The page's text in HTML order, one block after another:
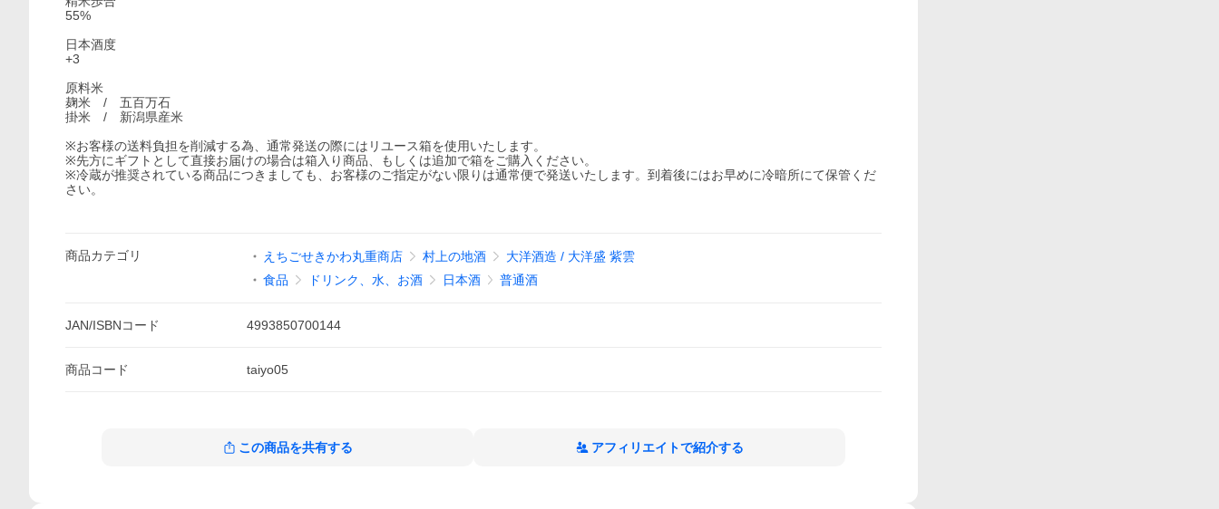
55%
日本酒度
+3
原料米
麹米 / 五百万石
掛米 / 新潟県産米
※お客様の送料負担を削減する為、通常発送の際にはリユース箱を使用いたします。
※先方にギフトとして直接お届けの場合は箱入り商品、もしくは追加で箱をご購入ください。
※冷蔵が推奨されている商品につきましても、お客様のご指定がない限りは通常便で発送いたします。到着後にはお早めに冷暗所にて保管くだ
さい。
商品カテゴリ えちごせきかわ丸重商店 村上の地酒
大洋酒造 / 大洋盛 紫雲
食品
ドリンク、水、お酒 日本酒 普通酒
JAN/ISBNコード 4993850700144
商品コード taiyo05
この商品を共有する アフィリエイトで紹介する